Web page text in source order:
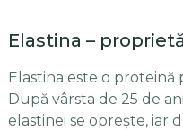
Elastina –
Elastina este o
După vârsta de 25 de
elastinei se opreşte, iar